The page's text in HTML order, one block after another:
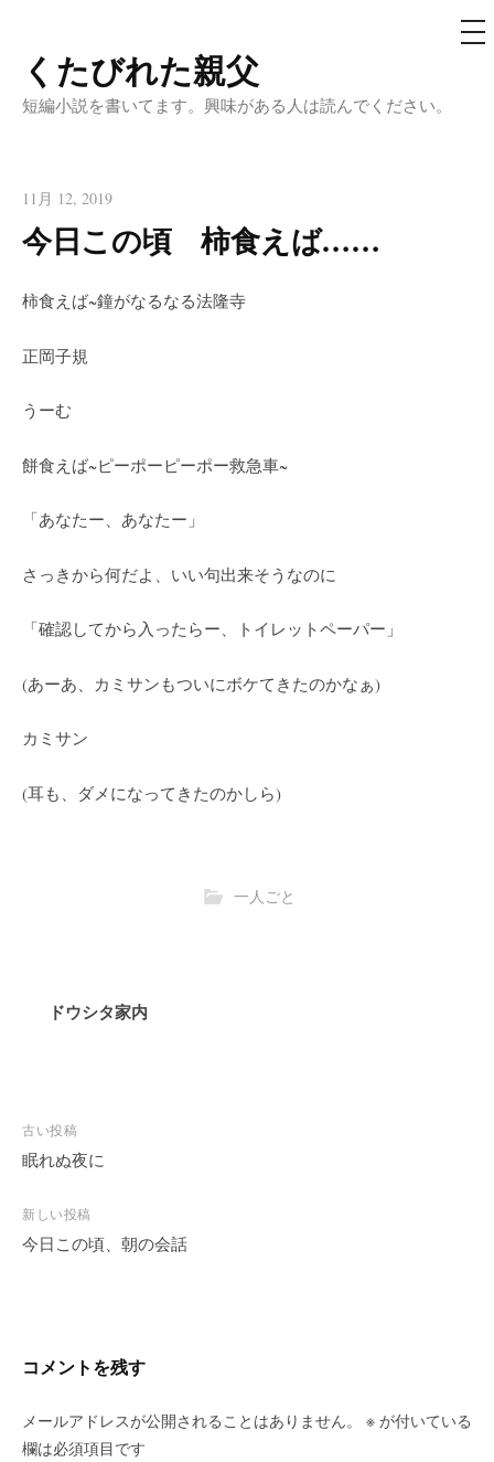
コ
ン
ス
ッ
くたびれた親父
短編小説を書いてます。興味がある人は読んでください。
メ
ニ
11月 12, 2019
今日この頃 柿食えば……
柿食えば~鐘がなるなる法隆寺
正岡子規
うーむ
餅食えば~ピーポーピーポー救急車~
「あなたー、あなたー」
さっきから何だよ、いい句出来そうなのに
「確認してから入ったらー、トイレットペーパー」
(あーあ、カミサンもついにボケてきたのかなぁ)
カミサン
(耳も、ダメになってきたのかしら)
一人ごと
ドウシタ家内
投
稿
ビ
ゲ
ン
古い投稿
眠れぬ夜に
新しい投稿
今日この頃、朝の会話
コメントを残す
メールアドレスが公開されることはありません。 ※ が付いている
欄は必須項目です